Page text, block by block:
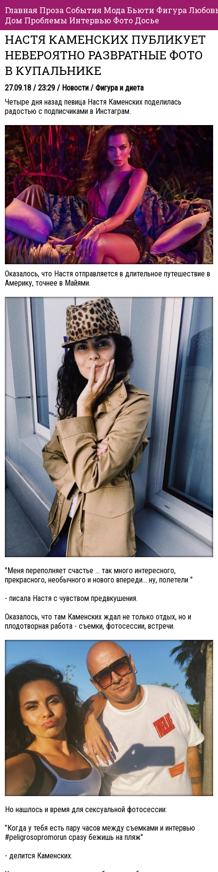
Главная Проза События Мода Бьюти Фигура
Дом Проблемы Интервью Фото Досье
НАСТЯ КАМЕНСКИХ ПУБЛИКУЕТ
НЕВЕРОЯТНО РАЗВРАТНЫЕ ФОТО
В КУПАЛЬНИКЕ
27.09.18 / 23:29 / Новости / Фигура и диета
Четыре дня назад певица Настя Каменских поделилась
радостью с подписчиками в Инстаграм.
Оказалось, что Настя отправляется в длительное путешествие в
Америку, точнее в Майями.
"Меня переполняет счастье ... так много интересного,
прекрасного, необычного и нового впереди... ну, полетели "
- писала Настя с чувством предвкушения.
Оказалось, что там Каменских ждал не только отдых, но и
плодотворная работа - съемки, фотосессии, встречи.
Но нашлось и время для сексуальной фотосессии:
"Когда у тебя есть пару часов между съемками и интервью
#peligrosopromorun сразу бежишь на пляж"
- делится Каменских.